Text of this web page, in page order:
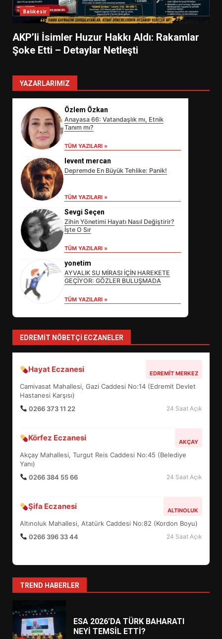
Balıkesir
AKP’li İsimler Huzur Hakkı Aldı: Rakamlar
Şoke Etti – Detaylar Netleşti
YAZARLARIMIZ
Özlem Özkan
Anayasa 66: Vatandaşlık mı, Etnik
Tanım mı?
TÜM YAZILARI »
levent mercan
Depremde En Büyük Tehlike: Panik!
TÜM YAZILARI »
Sevgi Seçen
Zihin Yönetimi Hayatı Nasıl Değiştirir?
İşte O Sır
TÜM YAZILARI »
yonetim
AYVALIK SU MİRASI İÇİN HAREKETE
GEÇİYOR: GÖZLER BULUŞMADA
TÜM YAZILARI »
EDREMIT NÖBETÇI ECZANELER
Hayat Eczanesi EDREMIT MERKEZ
Camivasat Mahallesi, Gazi Caddesi No:14 (Edremit Devlet
Hastanesi Karşısı)
0266 373 11 22
24 Saat Açık
Körfez Eczanesi AKÇAY
Akçay Mahallesi, Turgut Reis Caddesi No:45 (Belediye
Yanı)
0266 384 55 66
24 Saat Açık
Şifa Eczanesi ALTINOLUK
Altınoluk Mahallesi, Atatürk Caddesi No:82 (Kordon Boyu)
0266 396 33 44
24 Saat Açık
TREND HABERLER
SÜRDÜRÜLEBİLİRLİKTE NE
DEĞİŞECEK?
4
5
BALIKESİR MÜZELERİNDE SÜRE
UZATILDI: NE DEĞİŞTİ?
6
TURNUVASI KAYITLARI NEYİ
7
YENİ YÖNETİM NASIL
ŞEKİLLENDİ?
1
HAREKETE GEÇİYOR: GÖZLER
ESA 2026’DA TÜRK BAHARATI
NEYİ TEMSİL ETTİ?